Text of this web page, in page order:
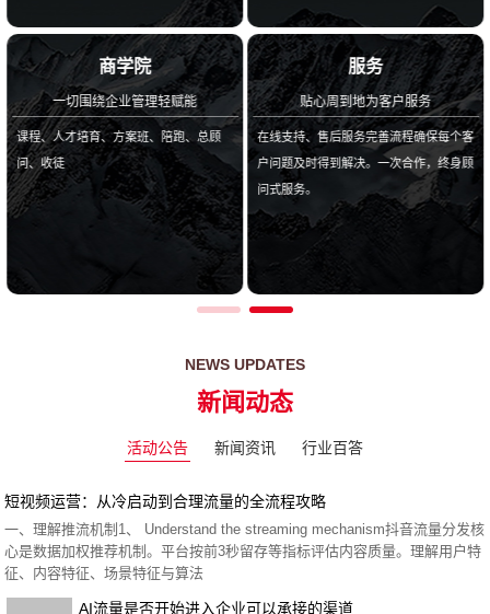
商学院
一切围绕企业管理轻赋能
课程、人才培育、方案班、陪跑、总顾
问、收徒
服务
贴心周到地为客户服务
在线支持、售后服务完善流程确保每个客
户问题及时得到解决。一次合作，终身顾
问式服务。
NEWS UPDATES
新闻动态
活动公告 新闻资讯 行业百答
短视频运营：从冷启动到合理流量的全流程攻略
一、理解推流机制1、 Understand the streaming mechanism抖音流量分发核
心是数据加权推荐机制。平台按前3秒留存等指标评估内容质量。理解用户特
征、内容特征、场景特征与算法
AI流量是否开始进入企业可以承接的渠道